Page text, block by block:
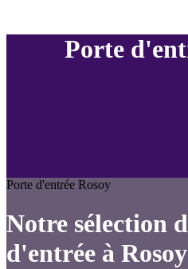
Porte
Porte d'entrée Rosoy
Notre sélection
d'entrée à Rosoy